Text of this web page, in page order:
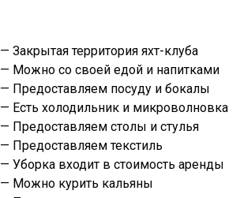
— Закрытая территория яхт-клуба
— Можно со своей едой и напитками
— Предоставляем посуду и бокалы
— Есть холодильник и микроволновка
— Предоставляем столы и стулья
— Предоставляем текстиль
— Уборка входит в стоимость аренды
— Можно курить кальяны